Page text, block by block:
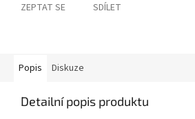
ZEPTAT SE SDÍLET
Popis Diskuze
Detailní popis produktu